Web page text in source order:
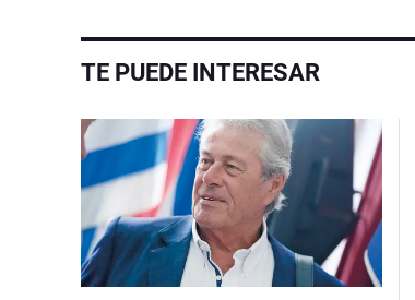
TE PUEDE INTERESAR